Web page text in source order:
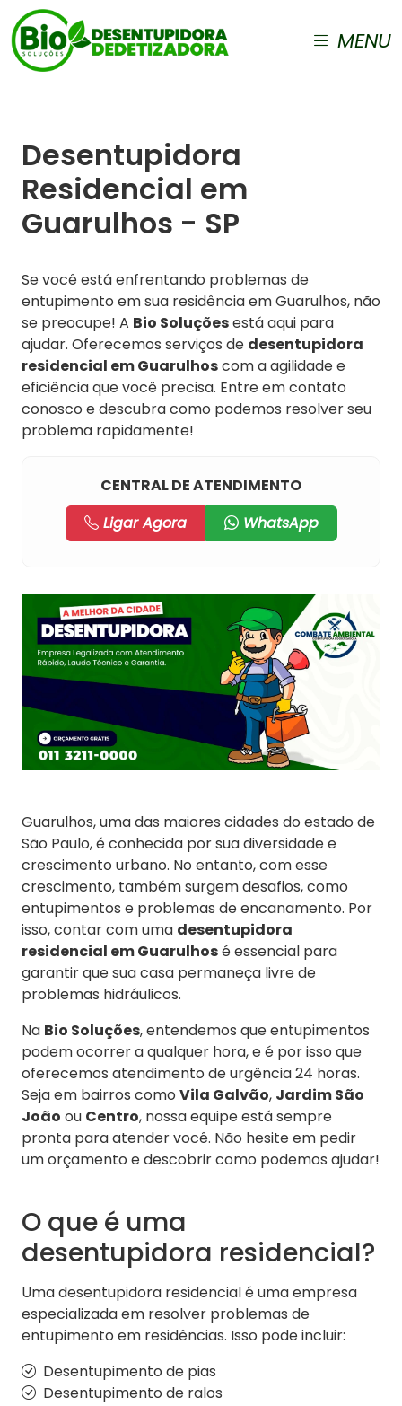
MENU
Desentupidora
Residencial em
Guarulhos - SP
Se você está enfrentando problemas de
entupimento em sua residência em Guarulhos, não
se preocupe! A Bio Soluçõesestá aqui para
ajudar. Oferecemos serviços de desentupidora
residencial em Guarulhoscom a agilidade e
eficiência que você precisa. Entre em contato
conosco e descubra como podemos resolver seu
problema rapidamente!
CENTRAL DE ATENDIMENTO
Ligar Agora
WhatsApp
Guarulhos, uma das maiores cidades do estado de
São Paulo, é conhecida por sua diversidade e
crescimento urbano. No entanto, com esse
crescimento, também surgem desafios, como
entupimentos e problemas de encanamento. Por
isso, contar com uma desentupidora
residencial em Guarulhosé essencial para
garantir que sua casa permaneça livre de
problemas hidráulicos.
Na Bio Soluções, entendemos que entupimentos
podem ocorrer a qualquer hora, e é por isso que
oferecemos atendimento de urgência 24 horas.
Seja em bairros como Vila Galvão, Jardim São
João ou Centro, nossa equipe está sempre
pronta para atender você. Não hesite em pedir
um orçamento e descobrir como podemos ajudar!
O que é uma
desentupidora residencial?
Uma desentupidora residencial é uma empresa
especializada em resolver problemas de
entupimento em residências. Isso pode incluir:
Desentupimento de pias
Desentupimento de ralos